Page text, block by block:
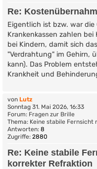
Re:
Eigentlich ist bzw. war
Krankenkassen zahlen
bei Kindern, damit sich
"Verdrahtung" im Gehirn,
kann). Das Problem
Krankheit und
von Lutz
Sonntag 31. Mai 2026, 16:33
Forum: Fragen zur Brille
Thema: Keine stabile
Antworten: 8
Zugriffe: 2880
Re: Keine stabile
korrekter Refraktion